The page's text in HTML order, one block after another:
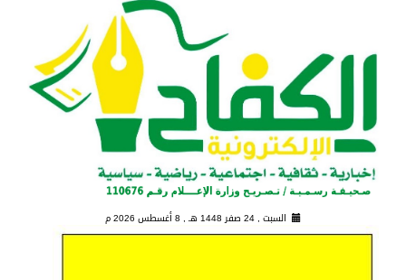
السبت , 24 صفر 1448 هـ , 8 أغسطس 2026 م